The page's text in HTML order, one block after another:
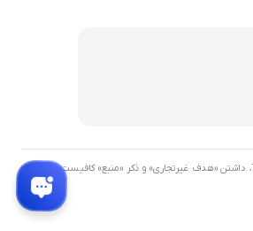
برای استفاده از مطالب موبایل 7، داشتن «هدف غیرتجاری» و ذکر «منبع» کافیست. توسعه و